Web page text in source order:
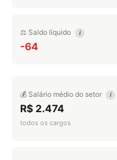
⚖️ Saldo líquido i
-64
💰 Salário médio do setor i
R$ 2.474
todos os cargos